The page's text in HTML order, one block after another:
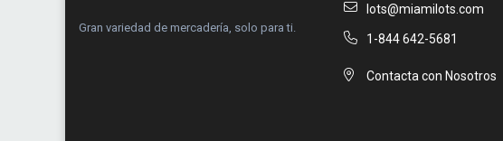
Gran variedad de mercadería, solo para ti.
lots@miamilots.com
1-844 642-5681
Contacta con Nosotros